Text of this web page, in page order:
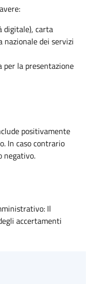
digitale), carta
nazionale dei servizi
la presentazione
positivamente
In caso contrario
negativo.
Il
accertamenti